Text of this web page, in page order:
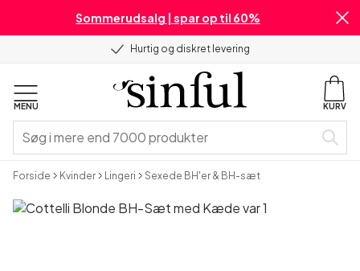
Sommerudsalg | spar op til 60%
Hurtig og diskret levering
MENU KURV
Forside Kvinder Lingeri Sexede BH'er & BH-sæt